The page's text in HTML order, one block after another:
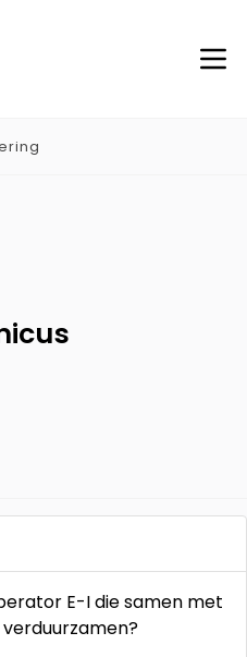
E-I die samen met